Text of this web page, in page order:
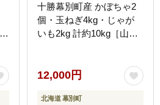
十勝幕別町産 かぼちゃ2
個・玉ねぎ4kg・じゃが
いも2kg 計約10kg［山田
産地直送 北海道産
12,000円
北海道 幕別町